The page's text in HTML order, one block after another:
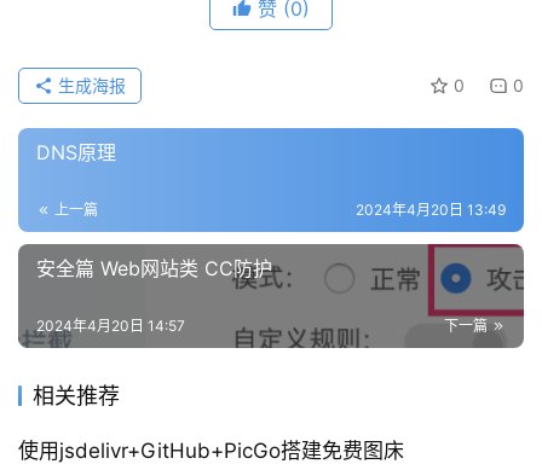
速
盾
态
赞 (0)
0 0
生成海报
DNS原理
上一篇 2024年4月20日 13:49
安全篇 Web网站类 CC防护
下一篇
2024年4月20日 14:57
相关推荐
使用jsdelivr+GitHub+PicGo搭建免费图床